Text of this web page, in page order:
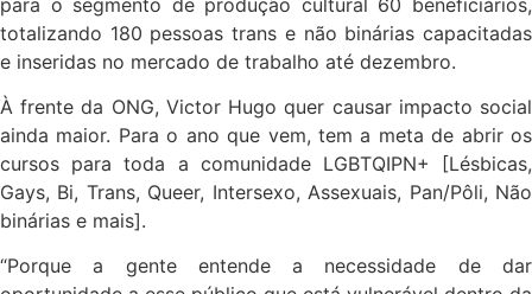
totalizando 180 pessoas trans e não binárias capacitadas
e inseridas no mercado de trabalho até dezembro.
À frente da ONG, Victor Hugo quer causar impacto social
ainda maior. Para o ano que vem, tem a meta de abrir os
cursos para toda a comunidade LGBTQIPN+ [Lésbicas,
Gays, Bi, Trans, Queer, Intersexo, Assexuais, Pan/Pôli, Não
binárias e mais].
“Porque a gente entende a necessidade de dar